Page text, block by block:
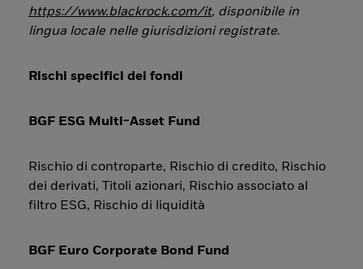
https://www.blackrock.com/it, disponibile in
lingua locale nelle giurisdizioni registrate.
Rischi specifici dei fondi
BGF ESG Multi-Asset Fund
Rischio di controparte, Rischio di credito, Rischio
dei derivati, Titoli azionari, Rischio associato al
filtro ESG, Rischio di liquidità
BGF Euro Corporate Bond Fund